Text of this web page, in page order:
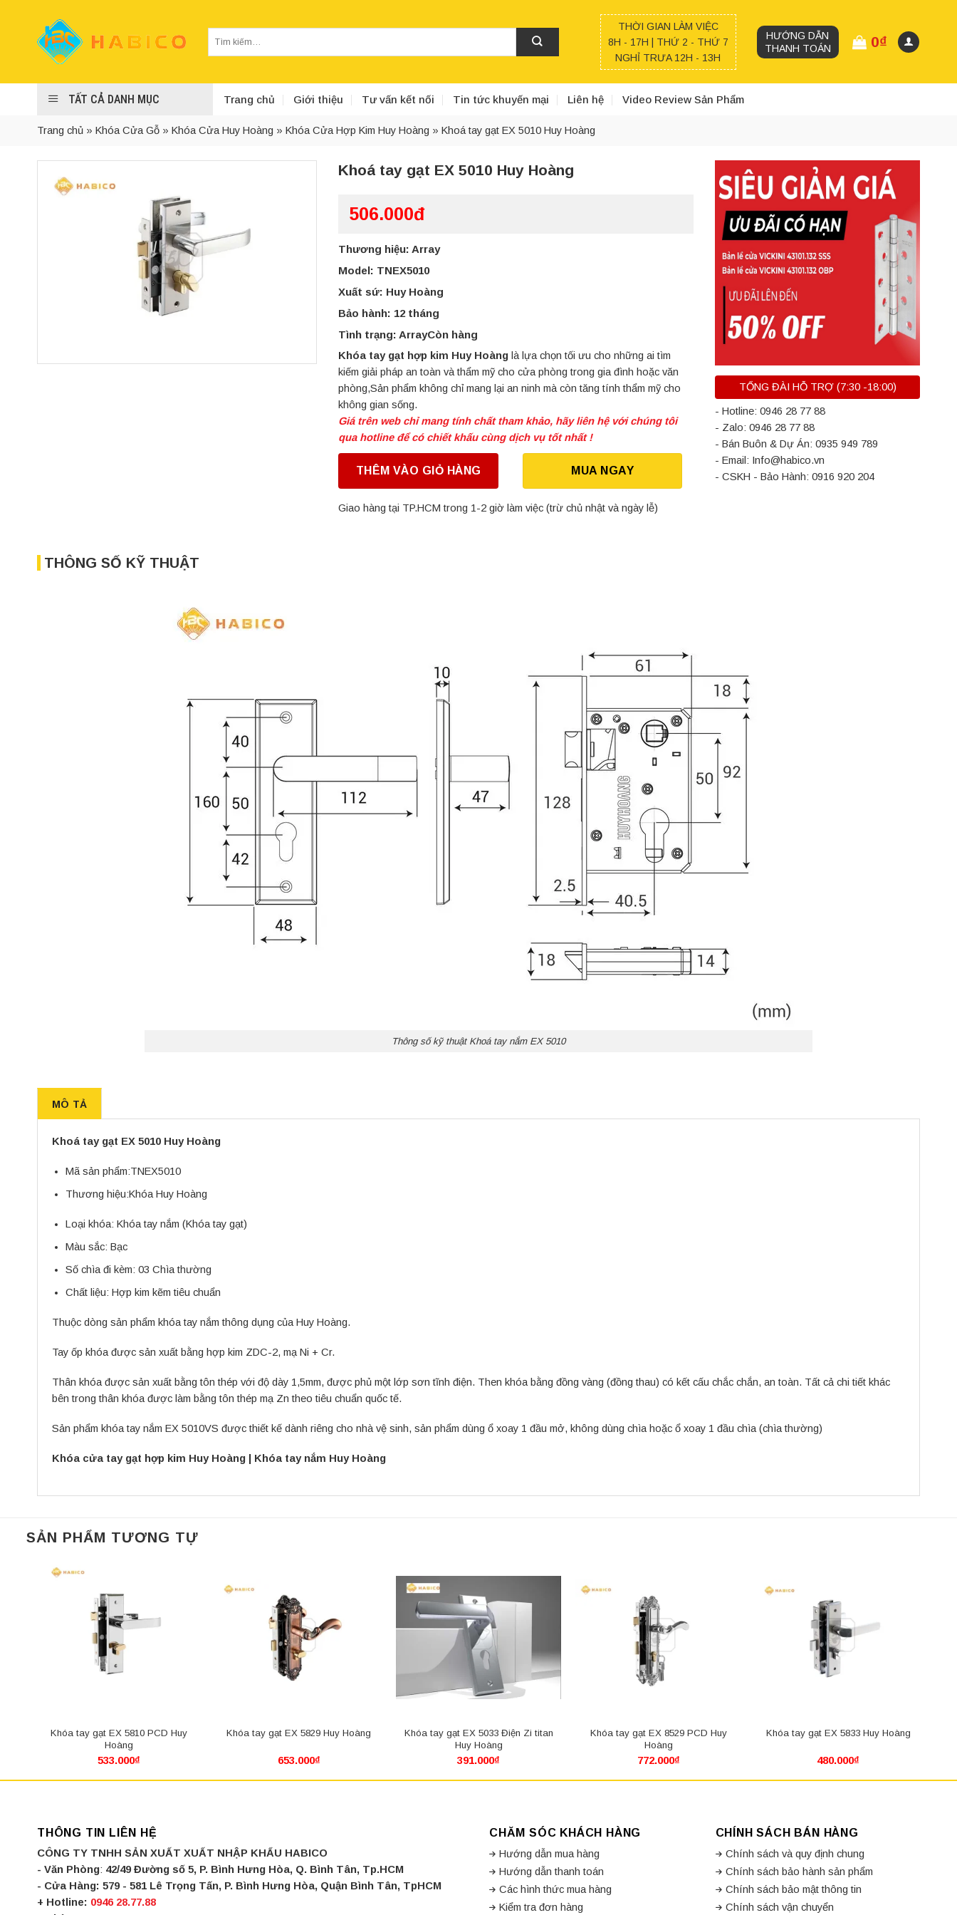
kiếm:
THỜI GIAN LÀM VIỆC
8H - 17H | THỨ 2 - THỨ 7
NGHỈ TRƯA 12H - 13H
HƯỚNG DẪN
THANH TOÁN
0₫
TẤT CẢ DANH MỤC Trang chủ Giới thiệu Tư vấn kết nối Tin tức khuyến mại Liên hệ Video Review Sản Phẩm
Trang chủ » Khóa Cửa Gỗ » Khóa Cửa Huy Hoàng » Khóa Cửa Hợp Kim Huy Hoàng » Khoá tay gạt EX 5010 Huy Hoàng
Khoá tay gạt EX 5010 Huy Hoàng
506.000đ
Thương hiệu: Array
Model: TNEX5010
Xuất sứ: Huy Hoàng
Bảo hành: 12 tháng
Tình trạng: ArrayCòn hàng
Khóa tay gạt hợp kim Huy Hoàng là lựa chọn tối ưu cho những ai tìm
kiếm giải pháp an toàn và thẩm mỹ cho cửa phòng trong gia đình hoặc văn
phòng,Sản phẩm không chỉ mang lại an ninh mà còn tăng tính thẩm mỹ cho
không gian sống.
Giá trên web chỉ mang tính chất tham khảo, hãy liên hệ với chúng tôi
qua hotline để có chiết khấu cùng dịch vụ tốt nhất !
THÊM VÀO GIỎ HÀNG MUA NGAY
Giao hàng tại TP.HCM trong 1-2 giờ làm việc (trừ chủ nhật và ngày lễ)
TỔNG ĐÀI HỖ TRỢ (7:30 -18:00)
- Hotline: 0946 28 77 88
- Zalo: 0946 28 77 88
- Bán Buôn & Dự Án: 0935 949 789
- Email: Info@habico.vn
- CSKH - Bảo Hành: 0916 920 204
THÔNG SỐ KỸ THUẬT
Thông số kỹ thuật Khoá tay nắm EX 5010
MÔ TẢ
Khoá tay gạt EX 5010 Huy Hoàng
Mã sản phẩm:TNEX5010
Thương hiệu:Khóa Huy Hoàng
Loại khóa:Khóa tay nắm(Khóa tay gạt)
Màu sắc:Bạc
Số chìa đi kèm: 03 Chìa thường
Chất liệu:Hợp kim kẽm tiêu chuẩn
Thuộc dòng sản phẩm khóa tay nắm thông dụng của Huy Hoàng.
Tay ốp khóa được sản xuất bằng hợp kim ZDC-2, mạ Ni + Cr.
Thân khóa được sản xuất bằng tôn thép với độ dày 1,5mm, được phủ một lớp sơn tĩnh điện. Then khóa bằng đồng vàng (đồng thau) có kết cấu chắc chắn, an toàn. Tất cả chi tiết khác
bên trong thân khóa được làm bằng tôn thép mạ Zn theo tiêu chuẩn quốc tế.
Sản phẩm khóa tay nắm EX 5010VS được thiết kế dành riêng cho nhà vệ sinh, sản phẩm dùng ổ xoay 1 đầu mở, không dùng chìa hoặc ổ xoay 1 đầu chìa (chìa thường)
Khóa cửa tay gạt hợp kim Huy Hoàng Khóa tay nắm Huy Hoàng
SẢN PHẨM TƯƠNG TỰ
Khóa tay gạt EX 5810 PCD Huy
Hoàng
533.000₫
Khóa tay gạt EX 5829 Huy Hoàng
653.000₫
Khóa tay gạt EX 5033 Điện Zi titan
Huy Hoàng
391.000₫
Khóa tay gạt EX 8529 PCD Huy
Hoàng
772.000₫
Khóa tay gạt EX 5833 Huy Hoàng
480.000₫
THÔNG TIN LIÊN HỆ
CÔNG TY TNHH SẢN XUẤT XUẤT NHẬP KHẨU HABICO
- Văn Phòng: 42/49 Đường số 5, P. Bình Hưng Hòa, Q. Bình Tân, Tp.HCM
- Cửa Hàng: 579 - 581 Lê Trọng Tấn, P. Bình Hưng Hòa, Quận Bình Tân, TpHCM
+ Hotline: 0946 28.77.88
CHĂM SÓC KHÁCH HÀNG
Hướng dẫn mua hàng
Hướng dẫn thanh toán
Các hình thức mua hàng
Kiểm tra đơn hàng
CHÍNH SÁCH BÁN HÀNG
Chính sách và quy định chung
Chính sách bảo hành sản phẩm
Chính sách bảo mật thông tin
Chính sách vận chuyển